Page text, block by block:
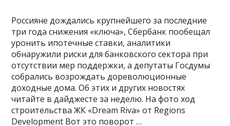
Россияне дождались крупнейшего за последние
три года снижения «ключа», Сбербанк пообещал
уронить ипотечные ставки, аналитики
обнаружили риски для банковского сектора при
отсутствии мер поддержки, а депутаты Госдумы
собрались возрождать дореволюционные
доходные дома. Об этих и других новостях
читайте в дайджесте за неделю. На фото ход
строительства ЖК «Dream Riva» от Regions
Development Вот это поворот …